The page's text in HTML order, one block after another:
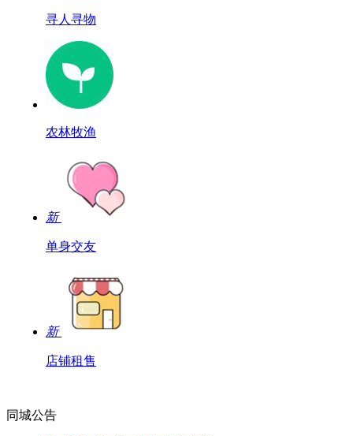
寻人寻物
农林牧渔
新
单身交友
新
店铺租售
同城公告